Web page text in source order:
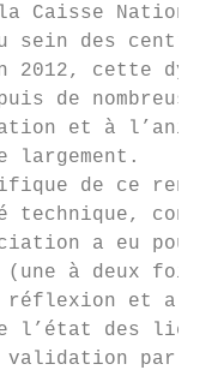
Caisse
sein des
cette
de
et à
largement.
de ce
technique,
a eu pour
(une à deux
réflexion et a
l’état des lieux
par